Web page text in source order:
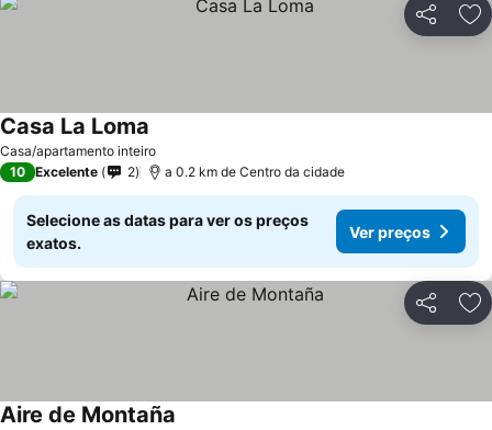
Partilhar
Casa/apartamento inteiro
Casa La Loma
10 Excelente 2 a 0.2 km de Centro da cidade
Selecione as datas para ver os preços
exatos.
Ver preços
Partilhar
Aire de Montaña